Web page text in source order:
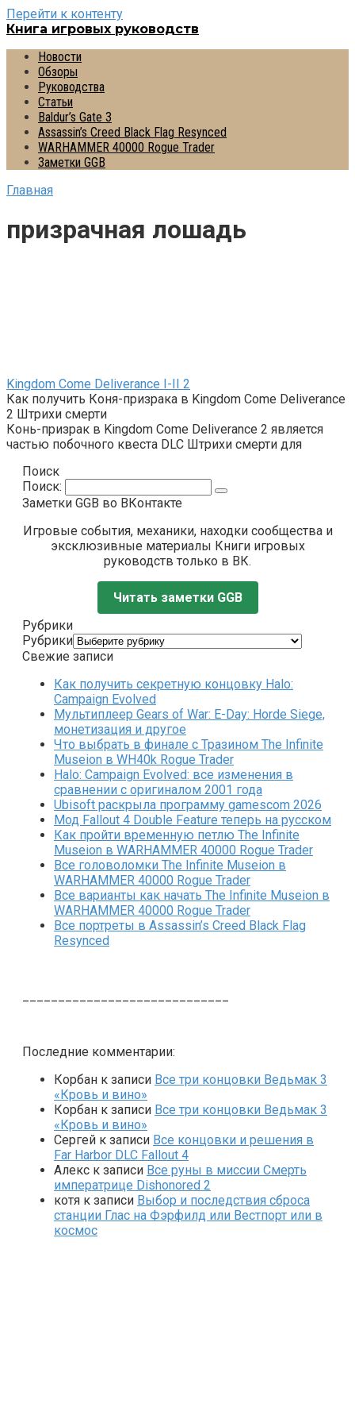
Перейти к контенту
Книга игровых руководств
Новости
Обзоры
Руководства
Статьи
Baldur’s Gate 3
Assassin’s Creed Black Flag Resynced
WARHAMMER 40000 Rogue Trader
Заметки GGB
Главная
призрачная лошадь
Kingdom Come Deliverance I-II 2
Как получить Коня-призрака в Kingdom Come Deliverance
2 Штрихи смерти
Конь-призрак в Kingdom Come Deliverance 2 является
частью побочного квеста DLC Штрихи смерти для
Поиск
Поиск:
Заметки GGB во ВКонтакте
Игровые события, механики, находки сообщества и
эксклюзивные материалы Книги игровых
руководств только в ВК.
Читать заметки GGB
Рубрики
Рубрики
Свежие записи
Как получить секретную концовку Halo:
Campaign Evolved
Мультиплеер Gears of War: E-Day: Horde Siege,
монетизация и другое
Что выбрать в финале с Тразином The Infinite
Museion в WH40k Rogue Trader
Halo: Campaign Evolved: все изменения в
сравнении с оригиналом 2001 года
Ubisoft раскрыла программу gamescom 2026
Мод Fallout 4 Double Feature теперь на русском
Как пройти временную петлю The Infinite
Museion в WARHAMMER 40000 Rogue Trader
Все головоломки The Infinite Museion в
WARHAMMER 40000 Rogue Trader
Все варианты как начать The Infinite Museion в
WARHAMMER 40000 Rogue Trader
Все портреты в Assassin’s Creed Black Flag
Resynced
Последние комментарии:
Корбан к записи Все три концовки Ведьмак 3
«Кровь и вино»
Корбан к записи Все три концовки Ведьмак 3
«Кровь и вино»
Сергей к записи Все концовки и решения в
Far Harbor DLC Fallout 4
Алекс к записи Все руны в миссии Смерть
императрице Dishonored 2
котя к записи Выбор и последствия сброса
станции Глас на Фэрфилд или Вестпорт или в
космос